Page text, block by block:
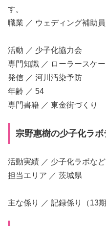
す。
職業 ／ ウェディング補助員
活動 ／ 少子化協力会
専門知識 ／ ローラースケー
発信 ／ 河川汚染予防
年齢 ／ 54
専門書籍 ／ 東金街づくり
宗野惠樹の少子化ラ
活動実績 ／ 少子化ラボなど
担当エリア ／ 茨城県
主な係り ／ 記録係り（13